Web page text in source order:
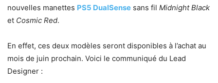
nouvelles manettes PS5 DualSense sans fil Midnight Black
et Cosmic Red.
En effet, ces deux modèles seront disponibles à l’achat au
mois de juin prochain. Voici le communiqué du Lead
Designer :